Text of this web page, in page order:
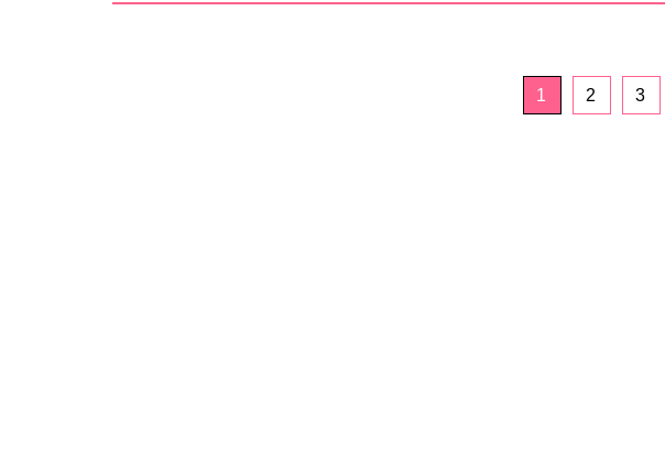
1 2 3